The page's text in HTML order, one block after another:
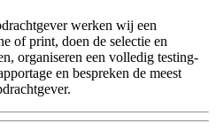
werken wij een
of print, doen de selectie en
organiseren een volledig testing-
en bespreken de meest